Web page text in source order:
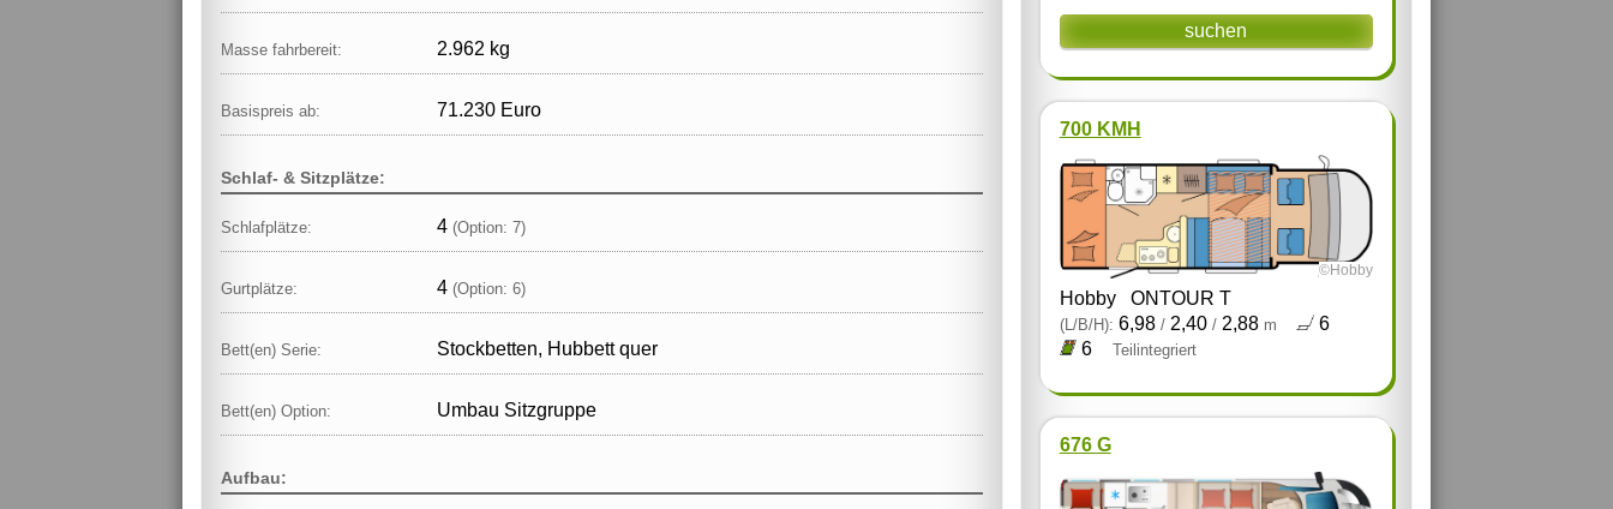
Masse fahrbereit: 2.962 kg
Basispreis ab: 71.230 Euro
Schlaf- & Sitzplätze:
Schlafplätze: 4 (Option: 7)
Gurtplätze: 4 (Option: 6)
Bett(en) Serie: Stockbetten, Hubbett quer
Bett(en) Option: Umbau Sitzgruppe
Aufbau:
suchen
700 KMH
©Hobby
Hobby ONTOUR T
(L/B/H): 6,98 /2,40 /2,88 m
6
6
Teilintegriert
676 G